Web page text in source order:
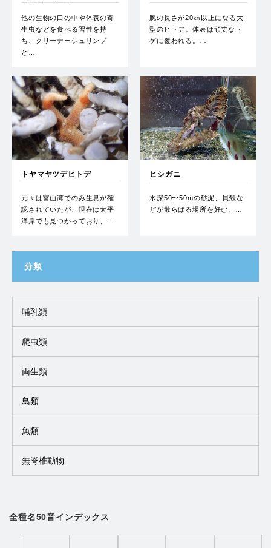
イトソックス）
他の生物の口の中や体表の寄
生虫などを食べる習性を持
ち、クリーナーシュリンプ
と…
腕の長さが20㎝以上になる大
型のヒトデ。体表は頑丈なト
ゲに覆われる。…
トヤマヤツデヒトデ
元々は富山湾でのみ生息が確
認されていたが、現在は太平
洋岸でも見つかっており、…
ヒシガニ
水深50〜50mの砂泥、貝殻な
どが散らばる場所を好む。…
分類
哺乳類
爬虫類
両生類
鳥類
魚類
無脊椎動物
全種名50音インデックス